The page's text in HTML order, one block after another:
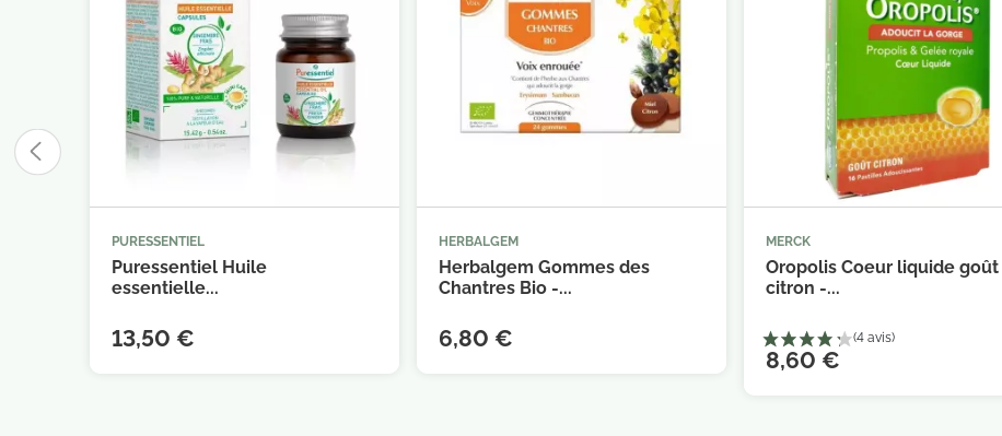
 
PURESSENTIEL
Puressentiel Huile
essentielle...
13,50 €

HERBALGEM
Herbalgem Gommes des
Chantres Bio -...
6,80 €
 
MERCK
Oropolis Coeur liquide goût
citron -...
8,60 €